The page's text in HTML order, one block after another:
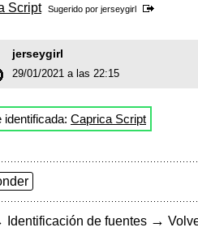
Script Sugerido por jerseygirl
jerseygirl
29/01/2021 a las 22:15
identificada: Caprica Script
Identificación de fuentes →